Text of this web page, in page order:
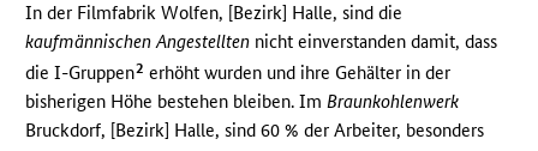
In der Filmfabrik Wolfen, [Bezirk] Halle, sind die
kaufmännischen Angestellten nicht einverstanden damit, dass
die I-Gruppen2 erhöht wurden und ihre Gehälter in der
bisherigen Höhe bestehen bleiben. ImBraunkohlenwerk
Bruckdorf, [Bezirk] Halle, sind 60 % der Arbeiter, besonders